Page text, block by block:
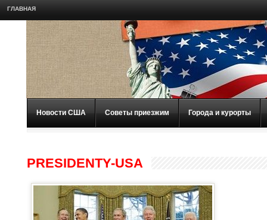
ГЛАВНАЯ
Новости США Советы приезжим Города и курорты
PRESIDENTY-USA